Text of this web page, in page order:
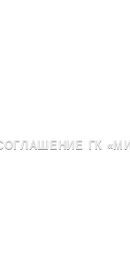
ГК